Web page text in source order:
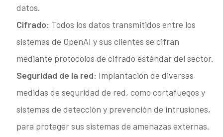
datos.
Cifrado: Todos los datos transmitidos entre los
sistemas de OpenAI y sus clientes se cifran
mediante protocolos de cifrado estándar del sector.
Seguridad de la red: Implantación de diversas
medidas de seguridad de red, como cortafuegos y
sistemas de detección y prevención de intrusiones,
para proteger sus sistemas de amenazas externas.